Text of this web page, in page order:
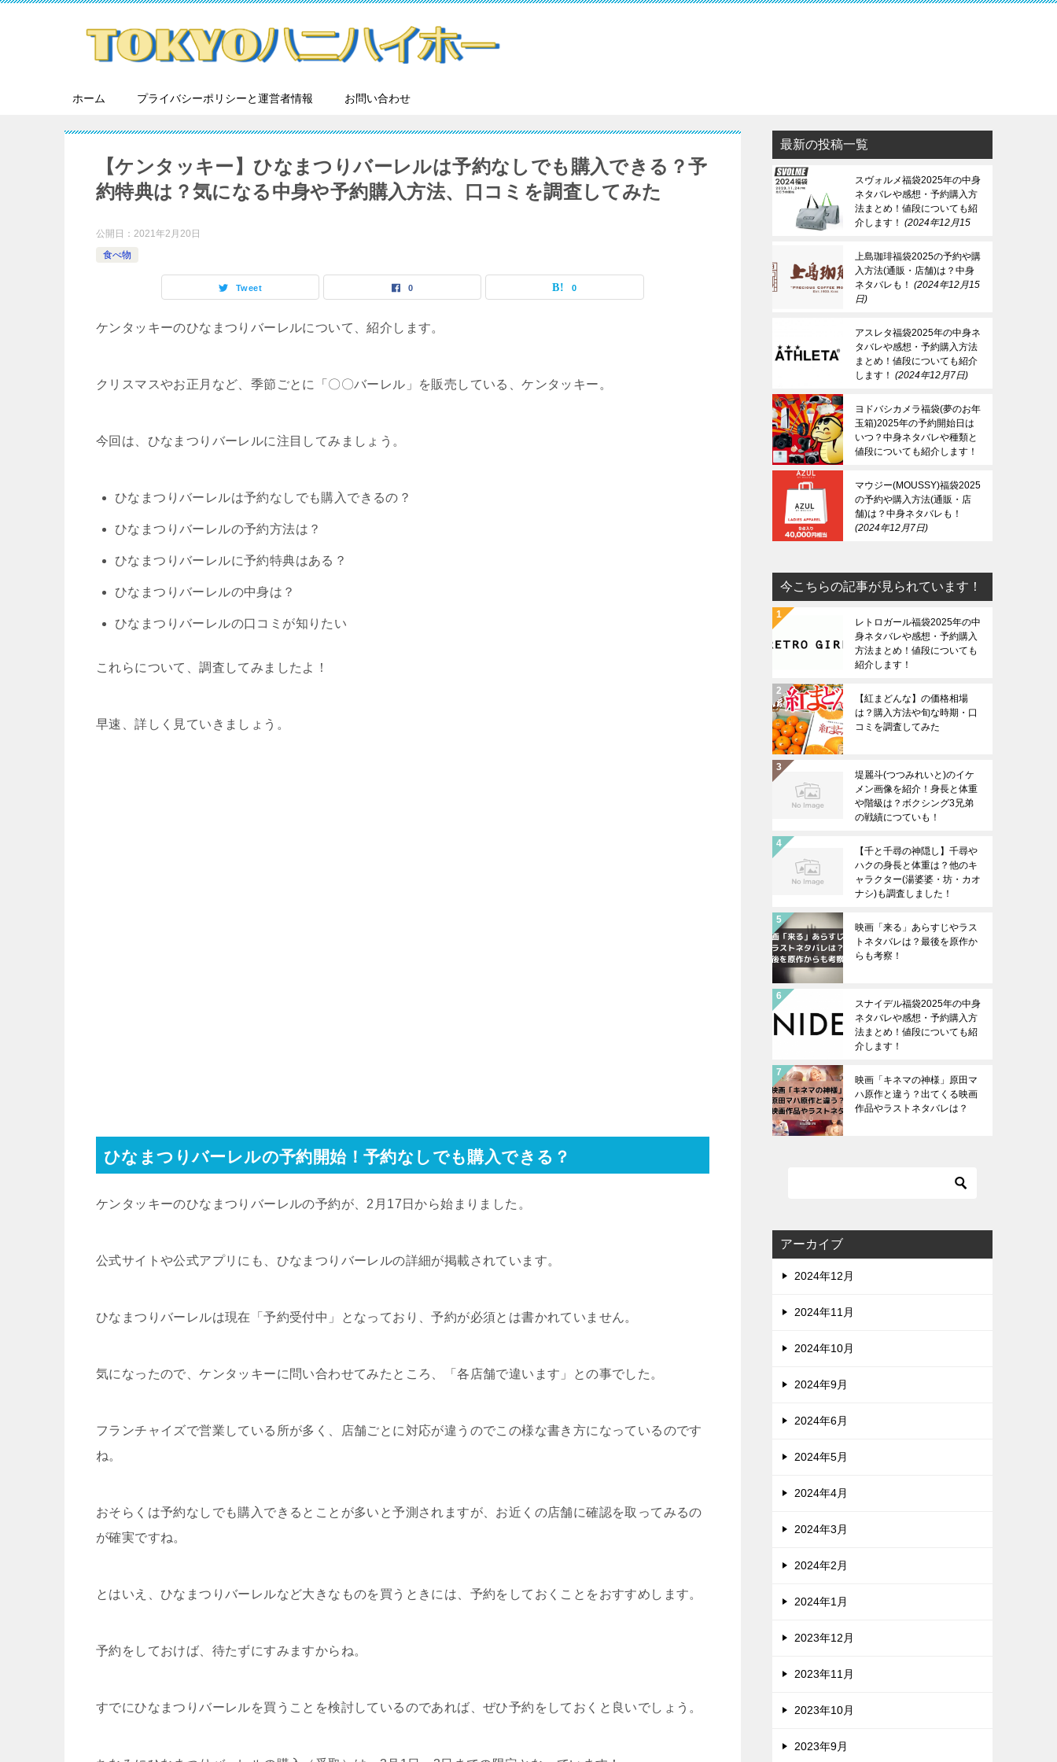
ホーム プライバシーポリシーと運営者情報 お問い合わせ
【ケンタッキー】ひなまつりバーレルは予約なしでも購入できる？予
約特典は？気になる中身や予約購入方法、口コミを調査してみた
公開日： 2021年2月20日
食べ物
Tweet 0 0
ケンタッキーのひなまつりバーレルについて、紹介します。
クリスマスやお正月など、季節ごとに「〇〇バーレル」を販売している、ケンタッキー。
今回は、ひなまつりバーレルに注目してみましょう。
ひなまつりバーレルは予約なしでも購入できるの？
ひなまつりバーレルの予約方法は？
ひなまつりバーレルに予約特典はある？
ひなまつりバーレルの中身は？
ひなまつりバーレルの口コミが知りたい
これらについて、調査してみましたよ！
早速、詳しく見ていきましょう。
ひなまつりバーレルの予約開始！予約なしでも購入できる？
ケンタッキーのひなまつりバーレルの予約が、2月17日から始まりました。
公式サイトや公式アプリにも、ひなまつりバーレルの詳細が掲載されています。
ひなまつりバーレルは現在「予約受付中」となっており、予約が必須とは書かれていません。
気になったので、ケンタッキーに問い合わせてみたところ、「各店舗で違います」との事でした。
フランチャイズで営業している所が多く、店舗ごとに対応が違うのでこの様な書き方になっているのです
ね。
おそらくは予約なしでも購入できるとことが多いと予測されますが、お近くの店舗に確認を取ってみるの
が確実ですね。
とはいえ、ひなまつりバーレルなど大きなものを買うときには、予約をしておくことをおすすめします。
予約をしておけば、待たずにすみますからね。
すでにひなまつりバーレルを買うことを検討しているのであれば、ぜひ予約をしておくと良いでしょう。
最新の投稿一覧
スヴォルメ福袋2025年の中身
ネタバレや感想・予約購入方
法まとめ！値段についても紹
介します！
2024年12月15
上島珈琲福袋2025の予約や購
入方法(通販・店舗)は？中身
ネタバレも！
2024年12月15
日
アスレタ福袋2025年の中身ネ
タバレや感想・予約購入方法
まとめ！値段についても紹介
します！
2024年12月7日
ヨドバシカメラ福袋(夢のお年
玉箱)2025年の予約開始日は
いつ？中身ネタバレや種類と
値段についても紹介します！
マウジー(MOUSSY)福袋2025
の予約や購入方法(通販・店
舗)は？中身ネタバレも！
2024年12月7日
今こちらの記事が見られています！
レトロガール福袋2025年の中
身ネタバレや感想・予約購入
方法まとめ！値段についても
紹介します！
【紅まどんな】の価格相場
は？購入方法や旬な時期・口
コミを調査してみた
堤麗斗(つつみれいと)のイケ
メン画像を紹介！身長と体重
や階級は？ボクシング3兄弟
の戦績につていも！
【千と千尋の神隠し】千尋や
ハクの身長と体重は？他のキ
ャラクター(湯婆婆・坊・カオ
ナシ)も調査しました！
映画「来る」あらすじやラス
トネタバレは？最後を原作か
らも考察！
スナイデル福袋2025年の中身
ネタバレや感想・予約購入方
法まとめ！値段についても紹
介します！
映画「キネマの神様」原田マ
ハ原作と違う？出てくる映画
作品やラストネタバレは？
アーカイブ
2024年12月
2024年11月
2024年10月
2024年9月
2024年6月
2024年5月
2024年4月
2024年3月
2024年2月
2024年1月
2023年12月
2023年11月
2023年10月
2023年9月